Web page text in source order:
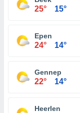
25° 15°
Epen
24° 14°
Gennep
22° 14°
Heerlen